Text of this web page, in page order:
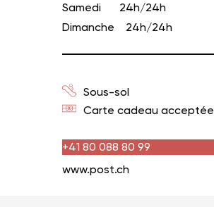
Samedi
24h/24h
Dimanche
24h/24h
Sous-sol
Carte cadeau acceptée
+41 80 088 80 99
www.post.ch